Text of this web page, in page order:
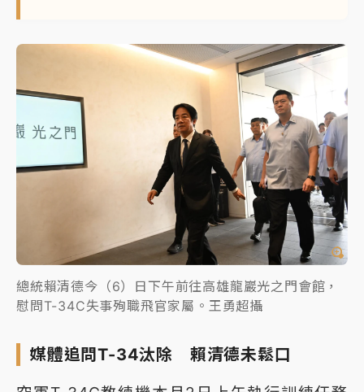
總統賴清德今（6）日下午前往高雄龍巖光之門會館，
慰問T-34C失事殉職飛官家屬。王勇超攝
媒體追問T-34汰除 賴清德未鬆口